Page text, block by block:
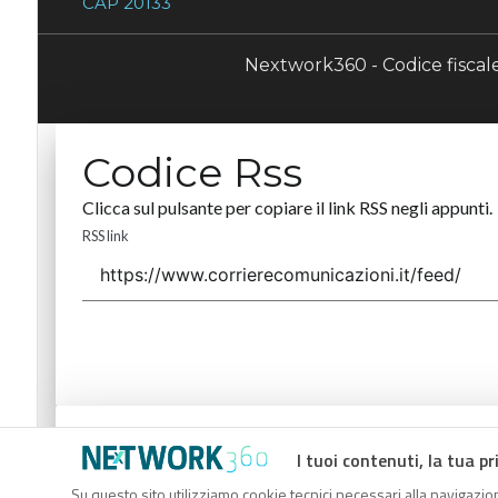
I tuoi contenuti, la tua
Nextwork360 - Codice
Codice Rss
Clicca sul pulsante per copiare il link RSS negli appunti.
RSS link
Codice Rss
Clicca sul pulsante per copiare il link RSS negli appunti.